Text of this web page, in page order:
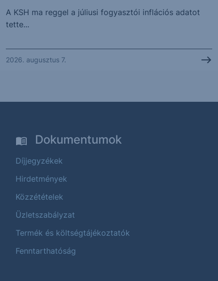
A KSH ma reggel a júliusi fogyasztói inflációs adatot
tette...
2026. augusztus 7.
Dokumentumok
Díjjegyzékek
Hirdetmények
Közzétételek
Üzletszabályzat
Termék és költségtájékoztatók
Fenntarthatóság